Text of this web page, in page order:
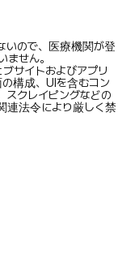
いので、医療機関が登
せん。
サイトおよびアプリ
構成、UIを含むコン
クレイピングなどの
連法令により厳しく禁